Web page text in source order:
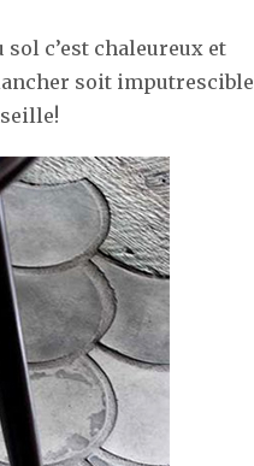
c’est chaleureux et
soit imputrescible